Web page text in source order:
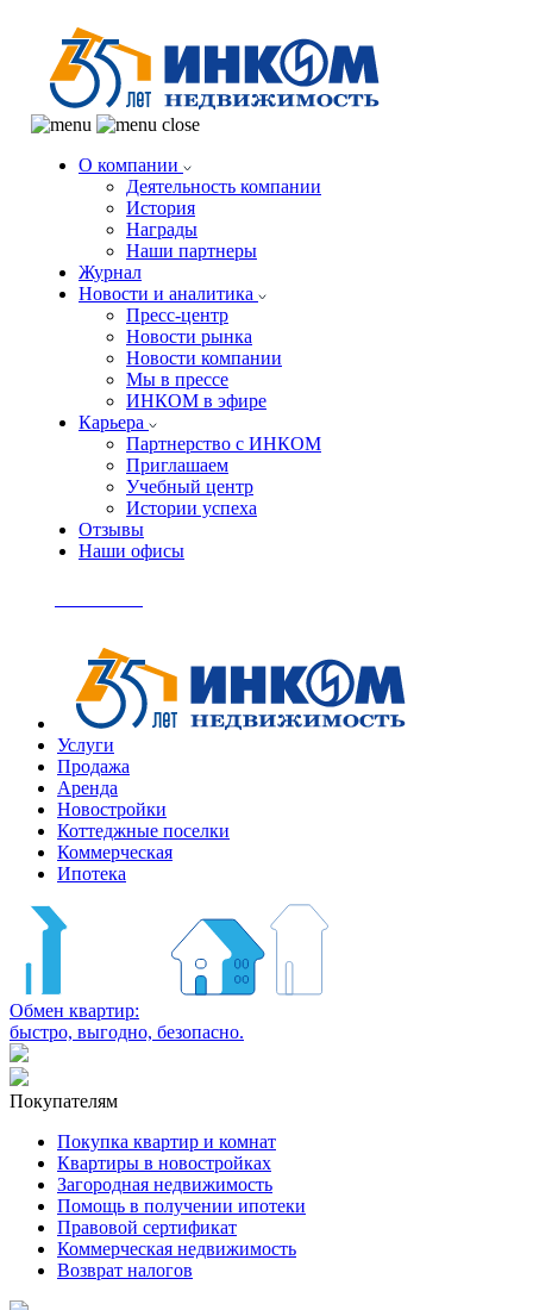
О компании
Деятельность компании
История
Награды
Наши партнеры
Журнал
Новости и аналитика
Пресс-центр
Новости рынка
Новости компании
Мы в прессе
ИНКОМ в эфире
Карьера
Партнерство с ИНКОМ
Приглашаем
Учебный центр
Истории успеха
Отзывы
Наши офисы
Услуги
Продажа
Аренда
Новостройки
Коттеджные поселки
Коммерческая
Ипотека
Обмен квартир:
быстро, выгодно, безопасно.
Покупателям
Покупка квартир и комнат
Квартиры в новостройках
Загородная недвижимость
Помощь в получении ипотеки
Правовой сертификат
Коммерческая недвижимость
Возврат налогов